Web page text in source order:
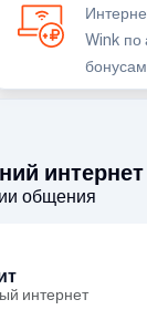
Wink по
интернет
общения
интернет